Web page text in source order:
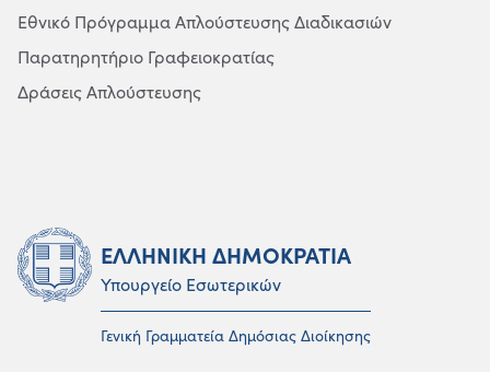
Εθνικό Πρόγραμμα Απλούστευσης Διαδικασιών
Παρατηρητήριο Γραφειοκρατίας
Δράσεις Απλούστευσης
ΕΛΛΗΝΙΚΗ ΔΗΜΟΚΡΑΤΙΑ
Υπουργείο Εσωτερικών
Γενική Γραμματεία Δημόσιας Διοίκησης